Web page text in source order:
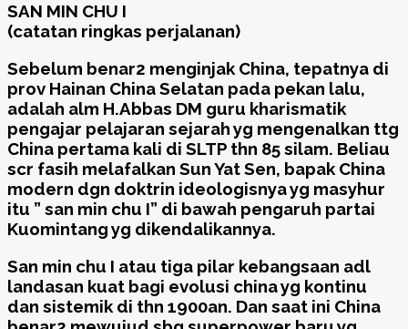
SAN MIN CHU I
(catatan ringkas perjalanan)
Sebelum benar2 menginjak China, tepatnya di
prov Hainan China Selatan pada pekan lalu,
adalah alm H.Abbas DM guru kharismatik
pengajar pelajaran sejarah yg mengenalkan ttg
China pertama kali di SLTP thn 85 silam. Beliau
scr fasih melafalkan Sun Yat Sen, bapak China
modern dgn doktrin ideologisnya yg masyhur
itu ” san min chu I” di bawah pengaruh partai
Kuomintang yg dikendalikannya.
San min chu I atau tiga pilar kebangsaan adl
landasan kuat bagi evolusi china yg kontinu
dan sistemik di thn 1900an. Dan saat ini China